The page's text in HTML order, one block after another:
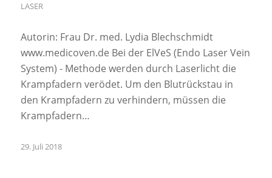
LASER
Autorin: Frau Dr. med. Lydia Blechschmidt
www.medicoven.de Bei der ElVeS (Endo Laser Vein
System) - Methode werden durch Laserlicht die
Krampfadern verödet. Um den Blutrückstau in
den Krampfadern zu verhindern, müssen die
Krampfadern…
29. Juli 2018